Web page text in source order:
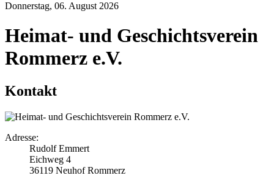
Donnerstag, 06. August 2026
Heimat- und Geschichtsverein
Rommerz e.V.
Kontakt
Adresse:
Rudolf Emmert
Eichweg 4
36119 Neuhof Rommerz